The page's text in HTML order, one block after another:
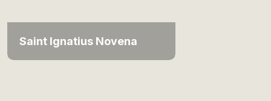
Saint Ignatius Novena